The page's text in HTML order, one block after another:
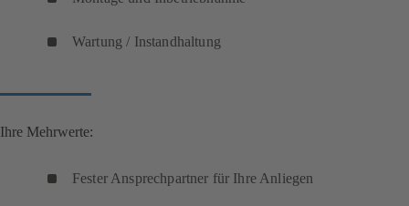
Wartung / Instandhaltung
Ihre Mehrwerte:
Fester Ansprechpartner für Ihre Anliegen